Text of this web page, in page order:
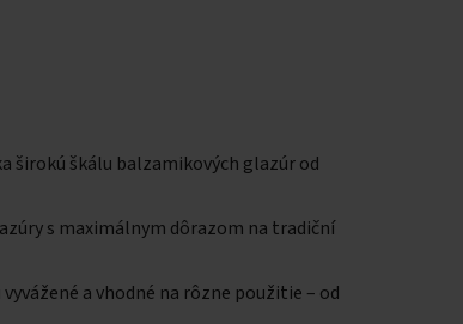
širokú škálu balzamikových glazúr od
s maximálnym dôrazom na tradiční
a vhodné na rôzne použitie – od